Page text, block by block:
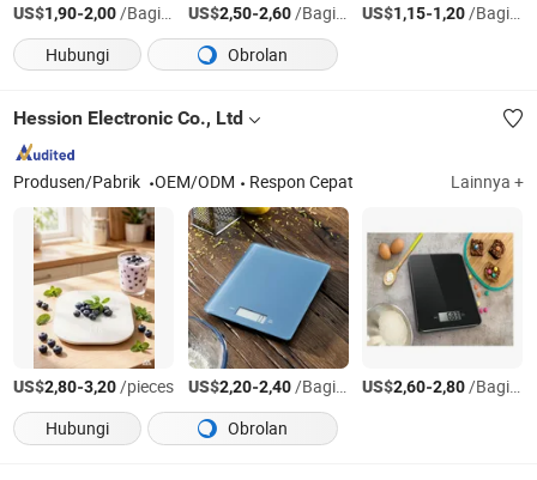
US$1,90-2,00/Bagian US$2,50-2,60/Bagian US$1,15-1,20/Bagian
Hubungi
Obrolan
Hession Electronic Co., Ltd
Produsen/Pabrik OEM/ODM Respon Cepat Lainnya +
US$2,80-3,20/pieces US$2,20-2,40/Bagian US$2,60-2,80/Bagian
Hubungi
Obrolan